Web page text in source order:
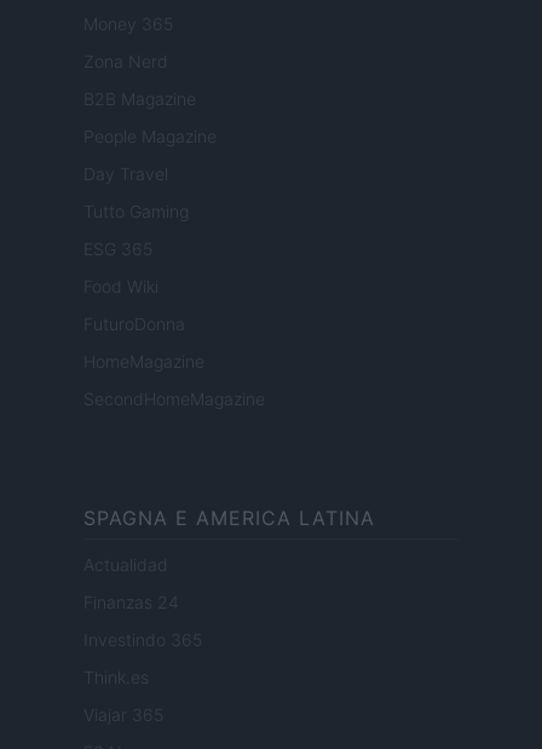
Money 365
Zona Nerd
B2B Magazine
People Magazine
Day Travel
Tutto Gaming
ESG 365
Food Wiki
FuturoDonna
HomeMagazine
SecondHomeMagazine
SPAGNA E AMERICA LATINA
Actualidad
Finanzas 24
Investindo 365
Think.es
Viajar 365